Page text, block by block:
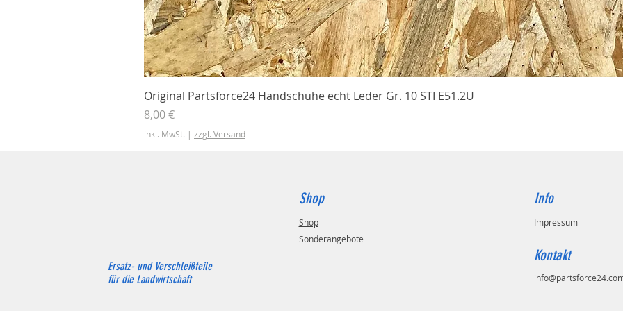
Schnellansicht
Original Partsforce24 Handschuhe echt Leder Gr. 10 STI E51.2U
Preis
8,00 €
inkl. MwSt. | zzgl. Versand
Shop
Shop
Sonderangebote
Info
Impressum
Kontakt
Ersatz- und Verschleißteile
für die Landwirtschaft